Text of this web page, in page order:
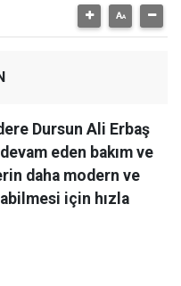
Dursun Ali Erbaş
eden bakım ve
daha modern ve
için hızla